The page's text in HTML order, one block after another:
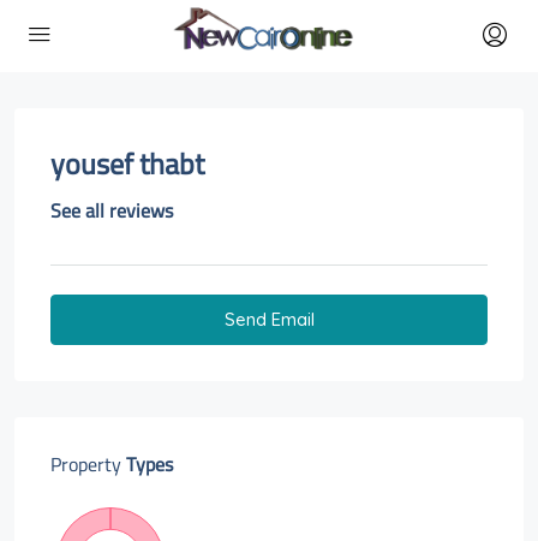
yousef thabt
See all reviews
Send Email
PropertyTypes